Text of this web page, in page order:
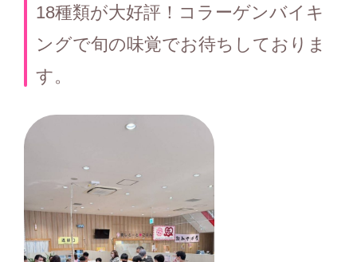
18種類が大好評！コラーゲンバイキ
ングで旬の味覚でお待ちしておりま
す。